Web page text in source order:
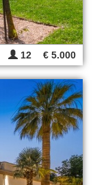
12 € 5.000